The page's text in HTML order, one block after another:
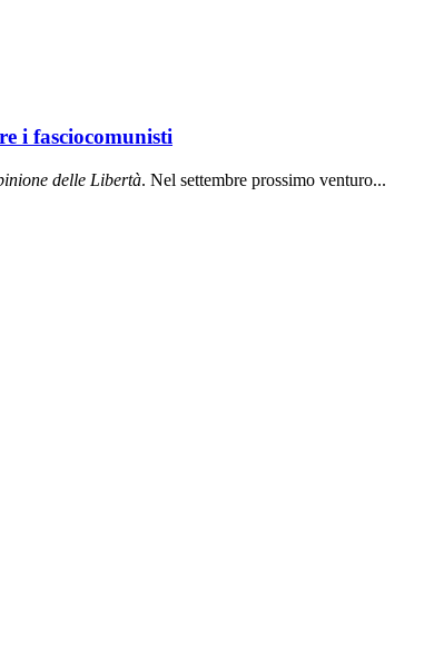
i fasciocomunisti
delle Libertà. Nel settembre prossimo venturo...